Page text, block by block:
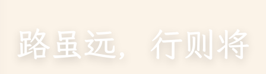
路虽远，行则将